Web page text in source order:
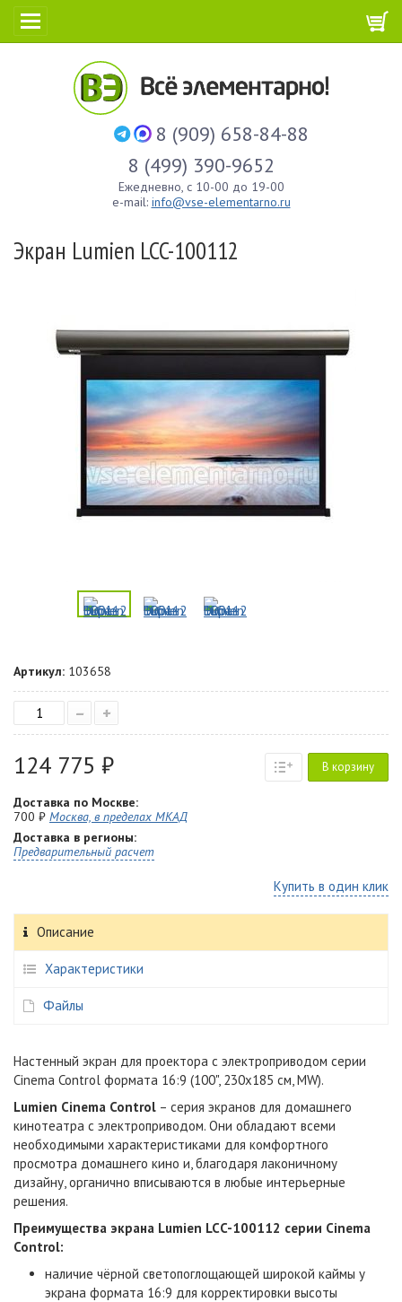
8 (909) 658-84-88
8 (499) 390-9652
Ежедневно, с 10-00 до 19-00
e-mail: info@vse-elementarno.ru
Экран Lumien LCC-100112
Артикул: 103658
– +
124 775 ₽ В корзину
Доставка по Москве:
700 ₽ Москва, в пределах МКАД
Доставка в регионы:
Предварительный расчет
Купить в один клик
Описание
Характеристики
Файлы
Настенный экран для проектора с электроприводом серии
Cinema Control формата 16:9 (100", 230x185 см, MW).
Lumien Cinema Control – серия экранов для домашнего
кинотеатра с электроприводом. Они обладают всеми
необходимыми характеристиками для комфортного
просмотра домашнего кино и, благодаря лаконичному
дизайну, органично вписываются в любые интерьерные
решения.
Преимущества экрана Lumien LCC-100112 серии Cinema
Control:
наличие чёрной светопоглощающей широкой каймы у
экрана формата 16:9 для корректировки высоты